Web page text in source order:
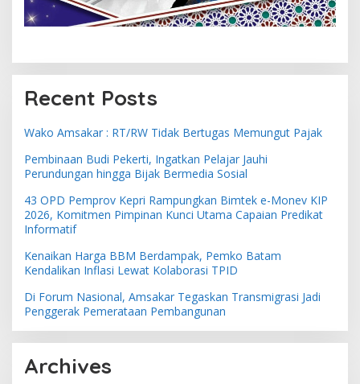
Recent Posts
Wako Amsakar : RT/RW Tidak Bertugas Memungut Pajak
Pembinaan Budi Pekerti, Ingatkan Pelajar Jauhi
Perundungan hingga Bijak Bermedia Sosial
43 OPD Pemprov Kepri Rampungkan Bimtek e-Monev KIP
2026, Komitmen Pimpinan Kunci Utama Capaian Predikat
Informatif
Kenaikan Harga BBM Berdampak, Pemko Batam
Kendalikan Inflasi Lewat Kolaborasi TPID
Di Forum Nasional, Amsakar Tegaskan Transmigrasi Jadi
Penggerak Pemerataan Pembangunan
Archives